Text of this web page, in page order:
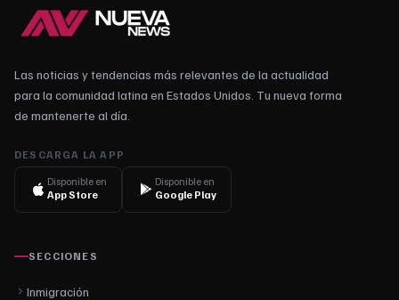
Las noticias y tendencias más relevantes de la actualidad
para la comunidad latina en Estados Unidos. Tu nueva forma
de mantenerte al día.
DESCARGA LA APP
Disponible en
App Store
Disponible en
Google Play
SECCIONES
Inmigración